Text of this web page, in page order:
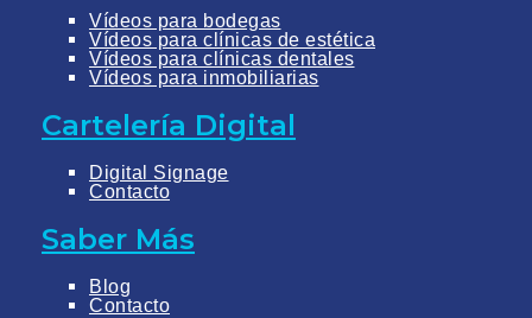
Vídeos para bodegas
Vídeos para clínicas de estética
Vídeos para clínicas dentales
Vídeos para inmobiliarias
Cartelería Digital
Digital Signage
Contacto
Saber Más
Blog
Contacto